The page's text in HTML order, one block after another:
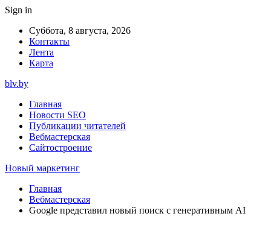
Sign in
Суббота, 8 августа, 2026
Контакты
Лента
Карта
blv.by
Главная
Новости SEO
Публикации читателей
Вебмастерская
Сайтостроение
Новый маркетинг
Главная
Вебмастерская
Google представил новый поиск с генеративным AI